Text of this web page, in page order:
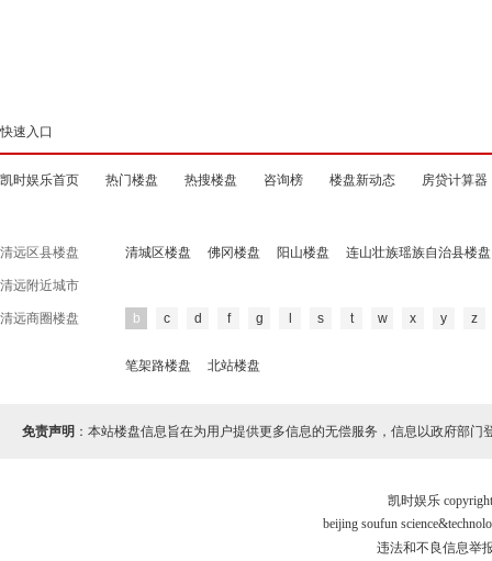
快速入口
凯时娱乐首页 热门楼盘 热搜楼盘 咨询榜 楼盘新动态 房贷计算器
清远区县楼盘 清城区楼盘 佛冈楼盘 阳山楼盘 连山壮族瑶族自治县楼盘
清远附近城市
清远商圈楼盘 b c d f g s t w x y z
笔架路楼盘 北站楼盘
免责声明 ：本站楼盘信息旨在为用户提供更多信息的无偿服务，信息以政府部门
凯时娱乐
beijing soufun
违法和不良信息举